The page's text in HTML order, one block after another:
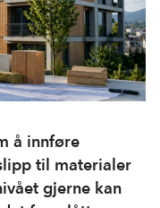
å innføre
til materialer
gjerne kan